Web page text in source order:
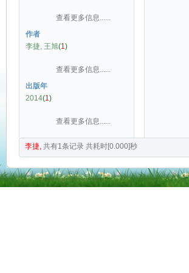
查看更多信息......
作者
李捷, 王旭(1)
查看更多信息......
出版年
2014(1)
查看更多信息......
李捷, 共有1条记录 共耗时[0.000]秒